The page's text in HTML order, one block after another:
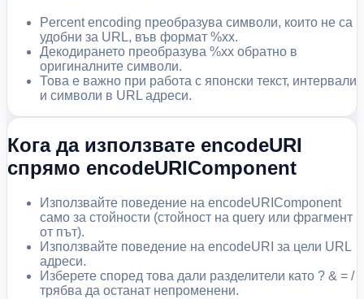
Percent encoding преобразува символи, които не са
удобни за URL, във формат %xx.
Декодирането преобразува %xx обратно в
оригиналните символи.
Това е важно при работа с японски текст, интервали
и символи в URL адреси.
Кога да използвате encodeURI
спрямо encodeURIComponent
Използвайте поведение на encodeURIComponent
само за стойности (стойност на query или фрагмент
от път).
Използвайте поведение на encodeURI за цели URL
адреси.
Изберете според това дали разделители като ? & = /
трябва да останат непроменени.